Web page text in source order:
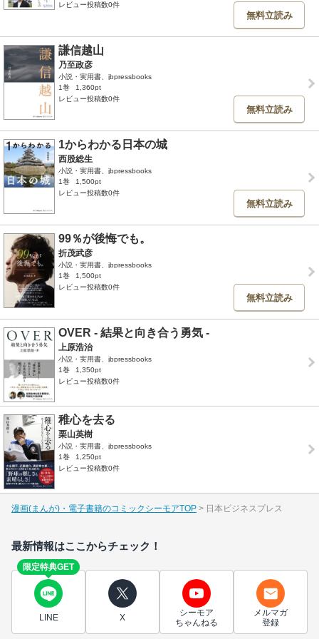
レビュー投稿数0件
無料立読み
謙信越山
乃至政彦
小説・実用書、jbpressbooks
1巻
1,360pt
レビュー投稿数0件
無料立読み
1からわかる日本の城
西股総生
小説・実用書、jbpressbooks
1巻
1,500pt
レビュー投稿数0件
無料立読み
99％が後悔でも。
折茂武彦
小説・実用書、jbpressbooks
1巻
1,500pt
レビュー投稿数0件
無料立読み
OVER - 結果と向き合う勇気 -
上原浩治
小説・実用書、jbpressbooks
1巻
1,350pt
レビュー投稿数0件
稚心を去る
栗山英樹
小説・実用書、jbpressbooks
1巻
1,250pt
レビュー投稿数0件
漫画(まんが)・電子書籍のコミックシーモアTOP 日本ビジネスプレス
最新情報はここからチェック！
限定特典GET
LINE X
シーモア
ちゃんねる
メルマガ
登録